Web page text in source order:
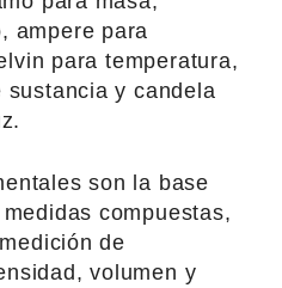
ampere para
para temperatura,
y candela
son la base
compuestas,
de
volumen y